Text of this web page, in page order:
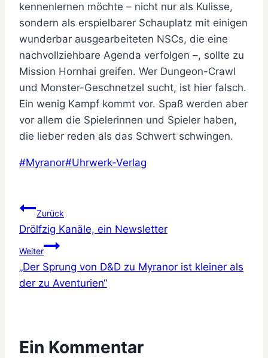
kennenlernen möchte – nicht nur als Kulisse,
sondern als erspielbarer Schauplatz mit einigen
wunderbar ausgearbeiteten NSCs, die eine
nachvollziehbare Agenda verfolgen –, sollte zu
Mission Hornhai greifen. Wer Dungeon-Crawl
und Monster-Geschnetzel sucht, ist hier falsch.
Ein wenig Kampf kommt vor. Spaß werden aber
vor allem die Spielerinnen und Spieler haben,
die lieber reden als das Schwert schwingen.
Schlagworte:
#Myranor#Uhrwerk-Verlag
Beitragsnavigation
Zurück
Drölfzig Kanäle, ein Newsletter
Weiter
„Der Sprung von D&D zu Myranor ist kleiner als
der zu Aventurien“
Ein Kommentar